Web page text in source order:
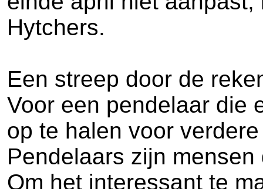
Hytchers.
Een streep door de
Voor een pendelaar die
op te halen voor
Pendelaars zijn
Om het interessant te